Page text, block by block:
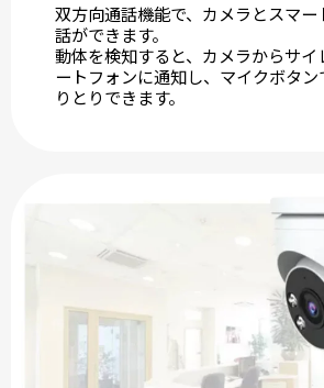
双方向通話機能で、カメラとスマ
話ができます。
動体を検知すると、カメラからサイ
ートフォンに通知し、マイクボタ
りとりできます。